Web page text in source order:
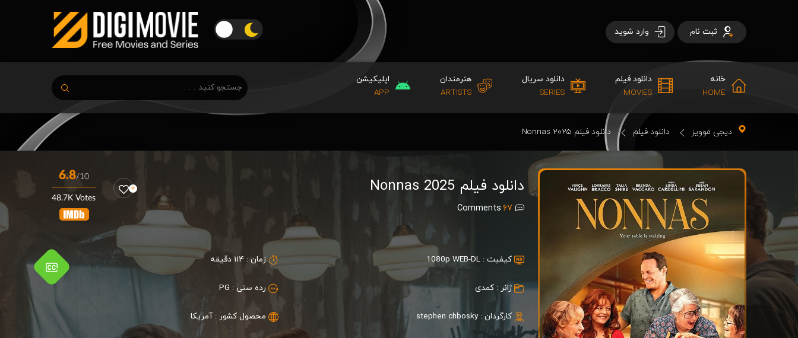
ثبت نام وارد شوید
خانه
HOME
دانلود فیلم
MOVIES
دانلود سریال
SERIES
هنرمندان
ARTISTS
اپلیکیشن
APP
دیجی موویز دانلود فیلم دانلود فیلم Nonnas 2025
6.8/10
48.7K Votes
دانلود فیلم Nonnas 2025
67
Comments
کیفیت : 1080p WEB-DL زمان : 114 دقیقه
ژانر : کمدی رده سنی : PG
کارگردان : stephen chbosky محصول کشور : آمریکا